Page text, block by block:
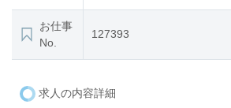
お仕事
No.
127393
求人の内容詳細